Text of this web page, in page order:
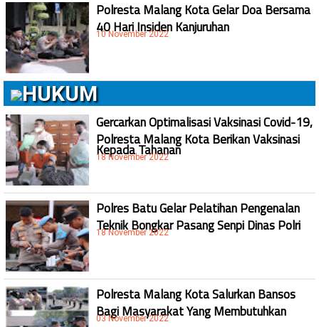
Polresta Malang Kota Gelar Doa Bersama
40 Hari Insiden Kanjuruhan
10 November 2022
HUKUM
Gercarkan Optimalisasi Vaksinasi Covid-19,
Polresta Malang Kota Berikan Vaksinasi
Kepada Tahanan
18 November 2022
Polres Batu Gelar Pelatihan Pengenalan
Teknik Bongkar Pasang Senpi Dinas Polri
18 November 2022
Polresta Malang Kota Salurkan Bansos
Bagi Masyarakat Yang Membutuhkan
03 November 2022